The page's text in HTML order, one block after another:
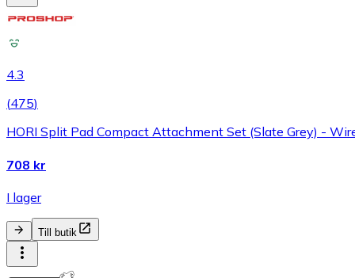
4.3
(475)
HORI Split Pad Compact Attachment Set (Slate Grey) -
708 kr
I lager
Till butik